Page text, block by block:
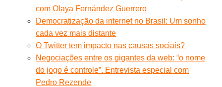
com Olaya Fernández Guerrero
Democratização da internet no Brasil: Um sonho
cada vez mais distante
O Twitter tem impacto nas causas sociais?
Negociações entre os gigantes da web: “o nome
do jogo é controle”. Entrevista especial com
Pedro Rezende